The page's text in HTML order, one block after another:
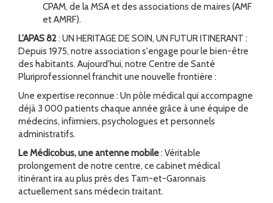
CPAM, de la MSA et des associations de maires (AMF
et AMRF).
L'APAS 82: UN HERITAGE DE SOIN, UN FUTUR ITINERANT :
Depuis 1975, notre association s'engage pour le bien-être
des habitants. Aujourd'hui, notre Centre de Santé
Pluriprofessionnel franchit une nouvelle frontière :
Une expertise reconnue : Un pôle médical qui accompagne
déjà 3 000 patients chaque année grâce à une équipe de
médecins, infirmiers, psychologues et personnels
administratifs.
Le Médicobus, une antenne mobile: Véritable
prolongement de notre centre, ce cabinet médical
itinérant ira au plus près des Tarn-et-Garonnais
actuellement sans médecin traitant.